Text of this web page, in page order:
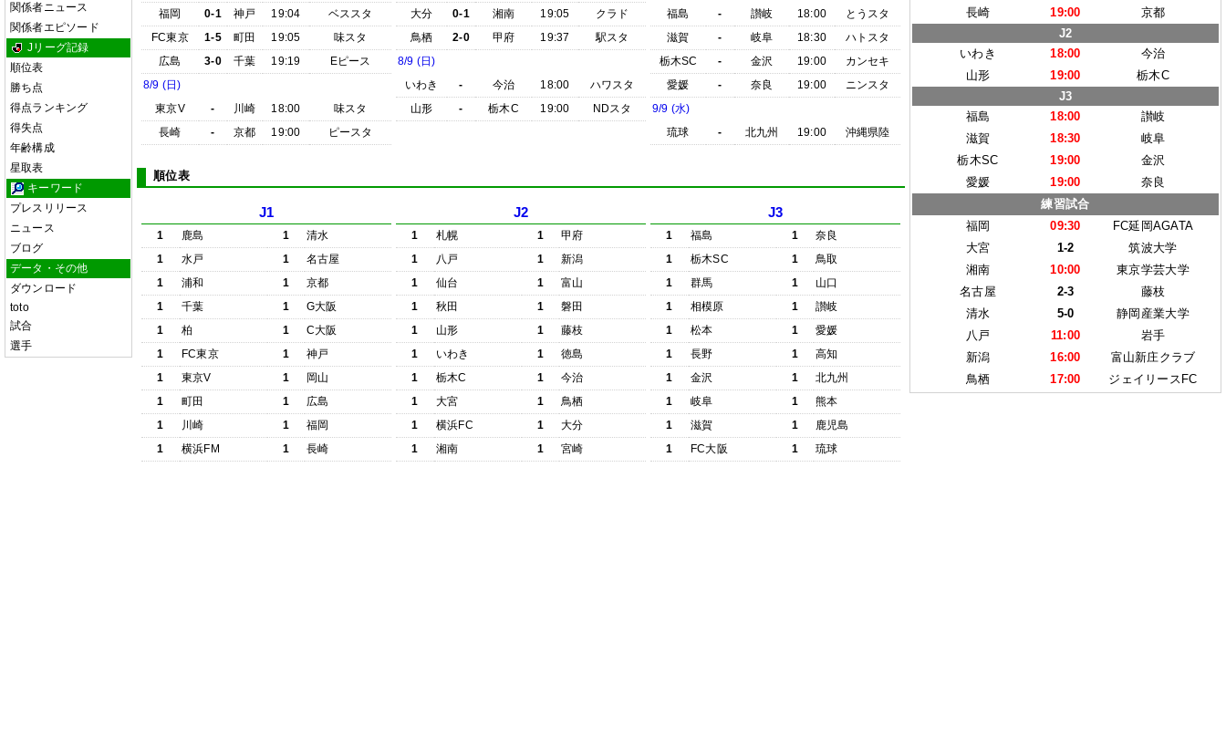
関係者ニュース
関係者エピソード
Jリーグ記録
順位表
勝ち点
得点ランキング
得失点
年齢構成
星取表
キーワード
プレスリリース
ニュース
ブログ
データ・その他
ダウンロード
toto
試合
選手
福岡
0-1 神戸 19:04
ベススタ
FC東京
1-5 町田 19:05
味スタ
広島
3-0 千葉 19:19
Eピース
8/9 (日)
東京V
- 川崎 18:00
味スタ
長崎
- 京都 19:00 ピースタ
大分
0-1 湘南 19:05
クラド
鳥栖
2-0 甲府 19:37
駅スタ
8/9 (日)
いわき
- 今治 18:00
ハワスタ
山形
- 栃木C 19:00 NDスタ
福島
- 讃岐 18:00
とうスタ
滋賀
- 岐阜 18:30
ハトスタ
栃木SC
- 金沢 19:00
カンセキ
愛媛
- 奈良 19:00
ニンスタ
9/9 (水)
琉球
- 北九州 19:00 沖縄県陸
順位表
J1
1 鹿島 1
清水
1
水戸 1
名古屋
1
浦和 1
京都
1
千葉 1
G大阪
1
柏 1
C大阪
1
FC東京 1
神戸
1
東京V 1
岡山
1
町田 1
広島
1
川崎 1
福岡
1
横浜FM 1 長崎
J2
1 札幌 1
甲府
1
八戸 1
新潟
1
仙台 1
富山
1
秋田 1
磐田
1
山形 1
藤枝
1
いわき 1
徳島
1
栃木C 1
今治
1
大宮 1
鳥栖
1
横浜FC 1
大分
1
湘南 1 宮崎
J3
1 福島 1
奈良
1
栃木SC 1
鳥取
1
群馬 1
山口
1
相模原 1
讃岐
1
松本 1
愛媛
1
長野 1
高知
1
金沢 1
北九州
1
岐阜 1
熊本
1
滋賀 1
鹿児島
1
FC大阪 1 琉球
長崎
19:00
京都
J2
いわき
18:00
今治
山形
19:00
栃木C
J3
福島
18:00
讃岐
滋賀
18:30
岐阜
栃木SC
19:00
金沢
愛媛
19:00
奈良
練習試合
福岡
09:30
FC延岡AGATA
大宮
1-2
筑波大学
湘南
10:00
東京学芸大学
名古屋
2-3
藤枝
清水
5-0
静岡産業大学
八戸
11:00
岩手
新潟
16:00
富山新庄クラブ
鳥栖
17:00 ジェイリースFC